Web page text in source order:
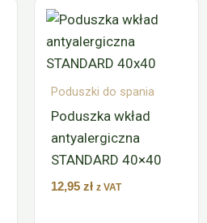
Poduszki do spania
Poduszka wkład
antyalergiczna
STANDARD 40×40
12,95 zł z VAT